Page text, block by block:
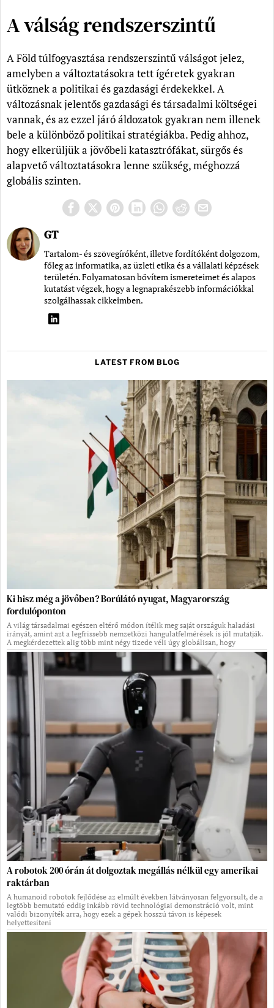
A válság rendszerszintű
A Föld túlfogyasztása rendszerszintű válságot jelez,
amelyben a változtatásokra tett ígéretek gyakran
ütköznek a politikai és gazdasági érdekekkel. A
változásnak jelentős gazdasági és társadalmi költségei
vannak, és az ezzel járó áldozatok gyakran nem illenek
bele a különböző politikai stratégiákba. Pedig ahhoz,
hogy elkerüljük a jövőbeli katasztrófákat, sürgős és
alapvető változtatásokra lenne szükség, méghozzá
globális szinten.
GT
Tartalom- és szövegíróként, illetve fordítóként dolgozom,
főleg az informatika, az üzleti etika és a vállalati képzések
területén. Folyamatosan bővítem ismereteimet és alapos
kutatást végzek, hogy a legnaprakészebb információkkal
szolgálhassak cikkeimben.
LATEST FROM BLOG
Ki hisz még a jövőben? Borúlátó nyugat, Magyarország
fordulóponton
A világ társadalmai egészen eltérő módon ítélik meg saját országuk haladási
irányát, amint azt a legfrissebb nemzetközi hangulatfelmérések is jól mutatják.
A megkérdezettek alig több mint négy tizede véli úgy globálisan, hogy
A robotok 200 órán át dolgoztak megállás nélkül egy amerikai
raktárban
A humanoid robotok fejlődése az elmúlt években látványosan felgyorsult, de a
legtöbb bemutató eddig inkább rövid technológiai demonstráció volt, mint
valódi bizonyíték arra, hogy ezek a gépek hosszú távon is képesek
helyettesíteni